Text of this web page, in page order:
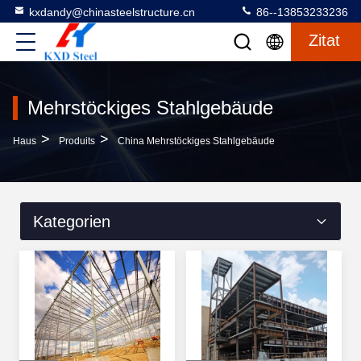
kxdandy@chinasteelstructure.cn 86--13853233236
Zitat
Mehrstöckiges Stahlgebäude
Haus > Produits > China Mehrstöckiges Stahlgebäude
Kategorien